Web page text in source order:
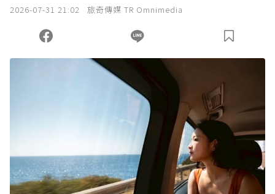
2026-07-31 21:02 旅奇傳媒 TR Omnimedia